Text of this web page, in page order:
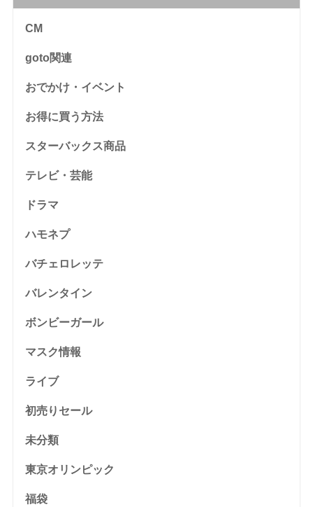
CM
goto関連
おでかけ・イベント
お得に買う方法
スターバックス商品
テレビ・芸能
ドラマ
ハモネプ
バチェロレッテ
バレンタイン
ボンビーガール
マスク情報
ライブ
初売りセール
未分類
東京オリンピック
福袋